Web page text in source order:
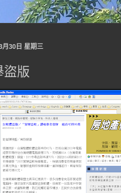
月30日 星期三
盜版